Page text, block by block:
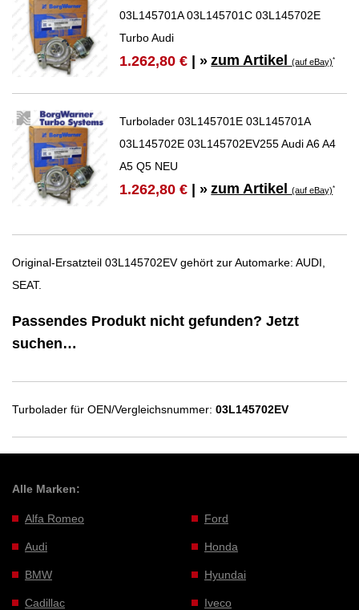
03L145701A 03L145701C 03L145702E
Turbo Audi
1.262,80 € | » zum Artikel(auf eBay)*
Turbolader 03L145701E 03L145701A
03L145702E 03L145702EV255 Audi A6 A4
A5 Q5 NEU
1.262,80 € | » zum Artikel(auf eBay)*
Original-Ersatzteil 03L145702EV gehört zur Automarke: AUDI,
SEAT.
Passendes Produkt nicht gefunden? Jetzt
suchen…
Turbolader für OEN/Vergleichsnummer: 03L145702EV
Alle Marken:
Alfa Romeo
Audi
BMW
Cadillac
Ford
Honda
Hyundai
Iveco